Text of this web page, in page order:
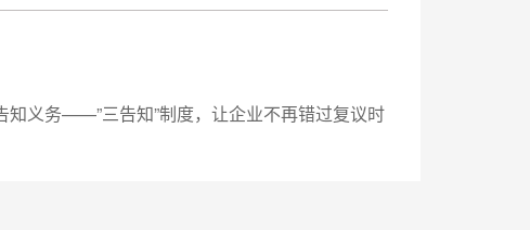
知义务——”三告知”制度，让企业不再错过复议时